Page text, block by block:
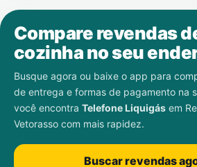
Compare revendas
cozinha no seu
Busque agora ou baixe o app para
de entrega e formas de pagamento na
você encontra Telefone Liquigás em
Vetorasso com mais rapidez.
Buscar revendas